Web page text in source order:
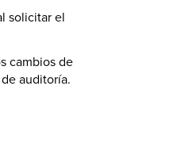
solicitar el
cambios de
auditoría.